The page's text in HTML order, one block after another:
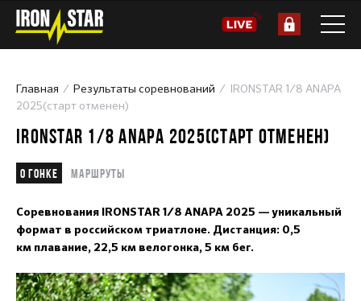
Главная Результаты соревнований
IRONSTAR 1/8 ANAPA
2025(старт отменен)
IRONSTAR 1/8 ANAPA 2025(СТАРТ ОТМЕНЕН)
О гонке Маршруты
Соревнования IRONSTAR 1/8 ANAPA 2025 — уникальный
формат в российском триатлоне. Дистанция: 0,5
км плавание, 22,5 км велогонка, 5 км бег.